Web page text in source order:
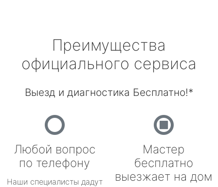
Преимущества
официального сервиса
Выезд и диагностика Бесплатно!*
Любой вопрос
по телефону
Наши специалисты дадут
Мастер
бесплатно
выезжает на дом